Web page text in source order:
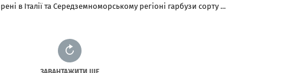
в Італії та Середземноморському регіоні гарбузи сорту ...